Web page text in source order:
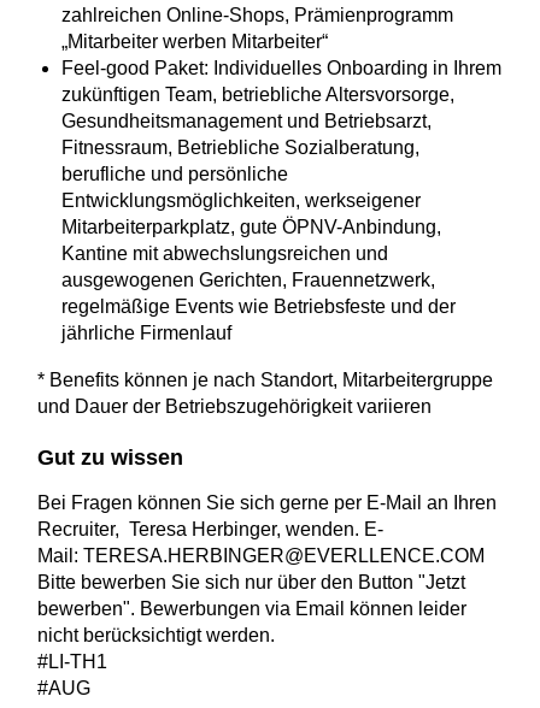
zahlreichen Online-Shops, Prämienprogramm
„Mitarbeiter werben Mitarbeiter“
Feel-good Paket: Individuelles Onboarding in Ihrem
zukünftigen Team, betriebliche Altersvorsorge,
Gesundheitsmanagement und Betriebsarzt,
Fitnessraum, Betriebliche Sozialberatung,
berufliche und persönliche
Entwicklungsmöglichkeiten, werkseigener
Mitarbeiterparkplatz, gute ÖPNV-Anbindung,
Kantine mit abwechslungsreichen und
ausgewogenen Gerichten, Frauennetzwerk,
regelmäßige Events wie Betriebsfeste und der
jährliche Firmenlauf
* Benefits können je nach Standort, Mitarbeitergruppe
und Dauer der Betriebszugehörigkeit variieren
Gut zu wissen
Bei Fragen können Sie sich gerne per E-Mail an Ihren
Recruiter, Teresa Herbinger, wenden. E-
Mail: TERESA.HERBINGER@EVERLLENCE.COM
Bitte bewerben Sie sich nur über den Button "Jetzt
bewerben". Bewerbungen via Email können leider
nicht berücksichtigt werden.
#LI-TH1
#AUG